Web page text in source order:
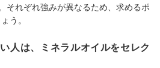
それぞれ強みが異なるため、求めるポ
う。
人は、ミネラルオイルをセレク